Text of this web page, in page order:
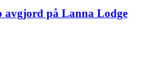
avgjord på Lanna Lodge